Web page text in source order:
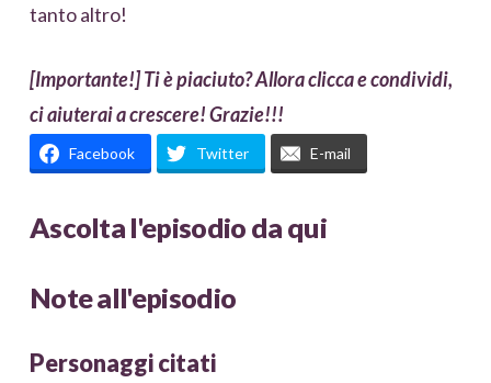
tanto altro!
[Importante!] Ti è piaciuto? Allora clicca e condividi,
ci aiuterai a crescere! Grazie!!!
Facebook Twitter E-mail
Ascolta l'episodio da qui
Note all'episodio
Personaggi citati